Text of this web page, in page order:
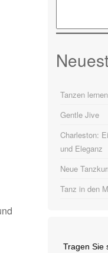
Tanzen
Gentle Jive
Charleston:
und Eleganz
Neue
Tanz in den
Tragen Sie